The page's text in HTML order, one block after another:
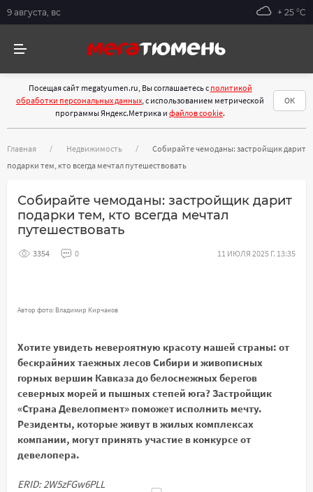
9 августа, вс + 25 °С
Посещая сайт megatyumen.ru, Вы соглашаетесь с политикой
обработки персональных данных, с использованием метрической
программы Яндекс.Метрика и файлов cookie.
ОК
Главная Недвижимость
Собирайте чемоданы: застройщик дарит
подарки тем, кто всегда мечтал путешествовать
Собирайте чемоданы: застройщик дарит
подарки тем, кто всегда мечтал
путешествовать
3354 0 11 ИЮЛЯ 2025 Г. 13:35
Автор фото: Владимир Кирчаков
Хотите увидеть невероятную красоту нашей страны: от
бескрайних таежных лесов Сибири и живописных
горных вершин Кавказа до белоснежных берегов
северных морей и пышных степей юга? Застройщик
«Страна Девелопмент» поможет исполнить мечту.
Резиденты, которые живут в жилых комплексах
компании, могут принять участие в конкурсе от
девелопера.
ERID: 2W5zFGw6PLL